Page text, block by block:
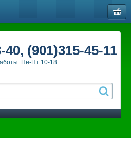
40, (901)315-45-11
Пн-Пт 10-18